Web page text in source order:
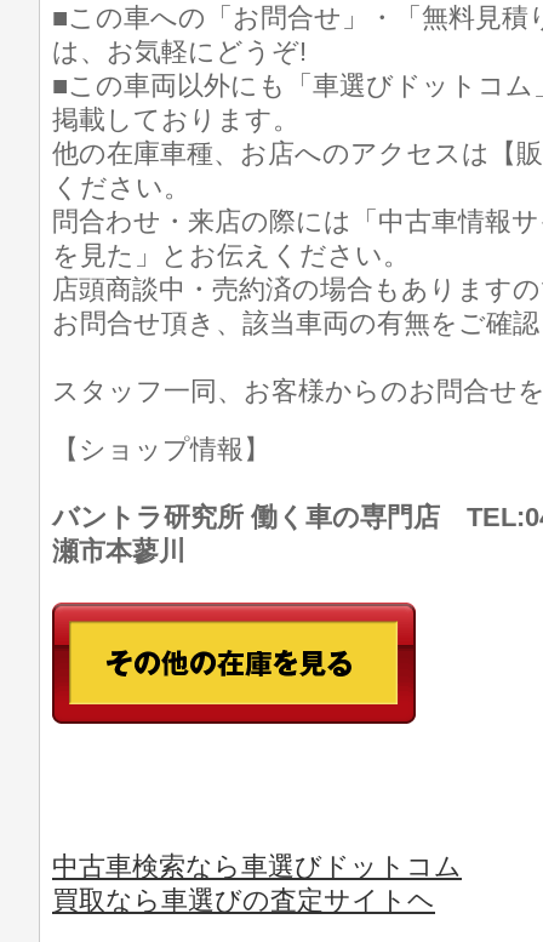
■この車への「お問合せ」・「無料見積
は、お気軽にどうぞ!
■この車両以外にも「車選びドットコ
掲載しております。
他の在庫車種、お店へのアクセスは【
ください。
問合わせ・来店の際には「中古車情報
を見た」とお伝えください。
店頭商談中・売約済の場合もあります
お問合せ頂き、該当車両の有無をご確
スタッフ一同、お客様からのお問合せ
【ショップ情報】
バントラ研究所 働く車の専門店
瀬市本蓼川
中古車検索なら車選びドットコム
買取なら車選びの査定サイトヘ